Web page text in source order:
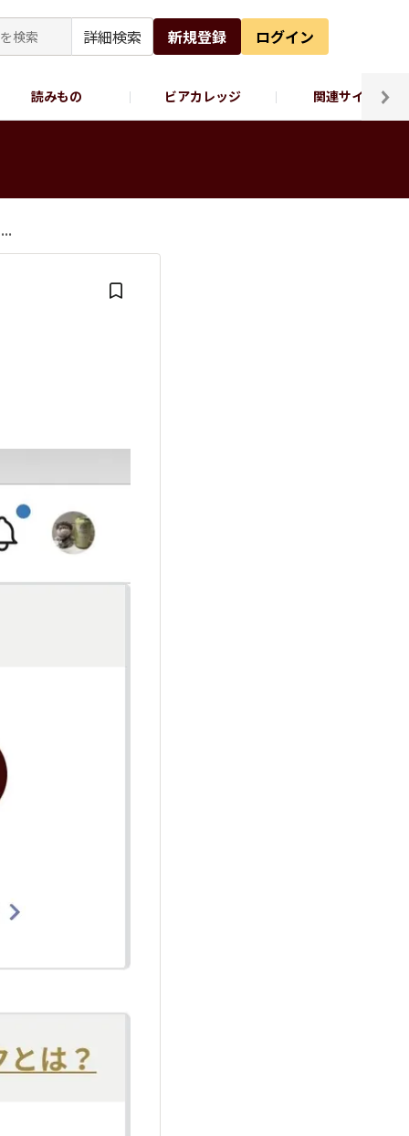
詳細検索 新規登録 ログイン
読みもの ビアカレッジ 関連サイト